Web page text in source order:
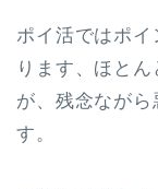
ポイ活ではポ
ります、ほと
が、残念ながら
す。